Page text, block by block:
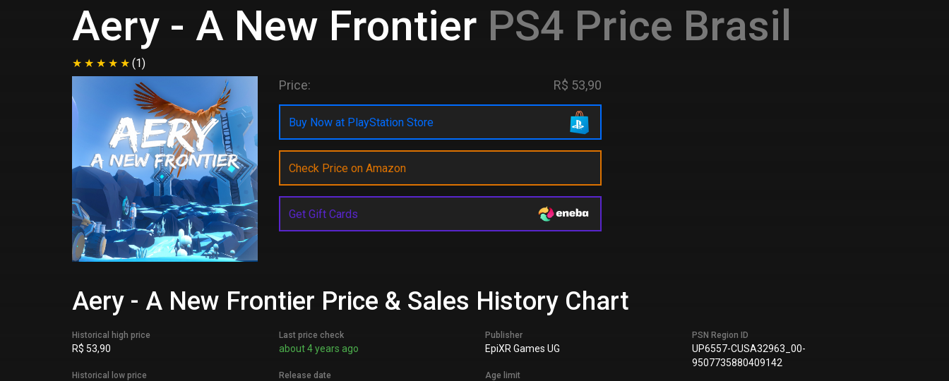
Aery - A New Frontier PS4 Price Brasil
(1)
Price: R$ 53,90
Buy Now at PlayStation Store
Check Price on Amazon
Get Gift Cards
Aery - A New Frontier Price & Sales History Chart
Historical high price
R$ 53,90
Historical low price
Last price check
about 4 years ago
Release date
Publisher
EpiXR Games UG
Age limit
PSN Region ID
UP6557-CUSA32963_00-
9507735880409142